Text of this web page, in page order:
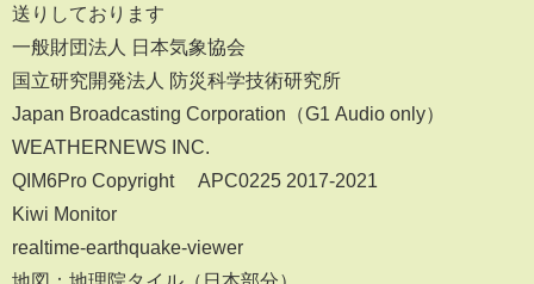
送りしております
一般財団法人 日本気象協会
国立研究開発法人 防災科学技術研究所
Japan Broadcasting Corporation（G1 Audio only）
WEATHERNEWS INC.
​QIM6Pro Copyright ©APC0225 2017-2021
Kiwi Monitor
realtime-earthquake-viewer
地図：地理院タイル（日本部分）